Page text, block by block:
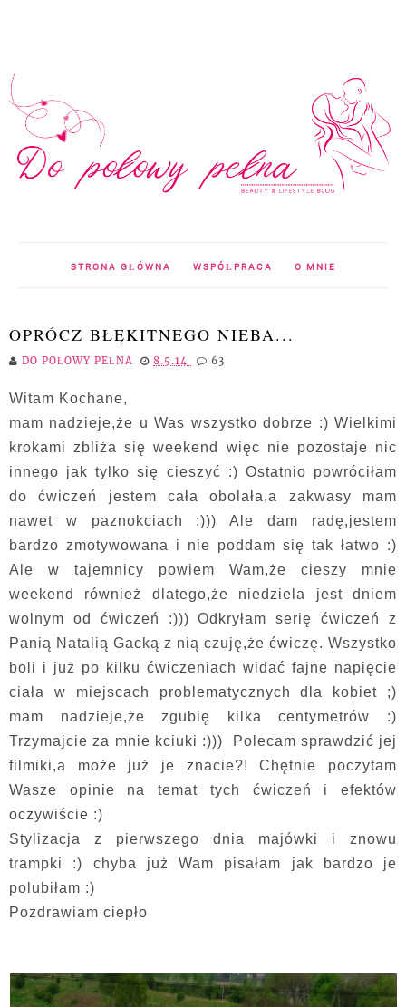
STRONA GŁÓWNA WSPÓŁPRACA O MNIE
OPRÓCZ BŁĘKITNEGO NIEBA...
DO POŁOWY PEŁNA 8.5.14 63
Witam Kochane,
mam nadzieje,że u Was wszystko dobrze :) Wielkimi
krokami zbliża się weekend więc nie pozostaje nic
innego jak tylko się cieszyć :) Ostatnio powróciłam
do ćwiczeń jestem cała obolała,a zakwasy mam
nawet w paznokciach :))) Ale dam radę,jestem
bardzo zmotywowana i nie poddam się tak łatwo :)
Ale w tajemnicy powiem Wam,że cieszy mnie
weekend również dlatego,że niedziela jest dniem
wolnym od ćwiczeń :))) Odkryłam serię ćwiczeń z
Panią Natalią Gacką z nią czuję,że ćwiczę. Wszystko
boli i już po kilku ćwiczeniach widać fajne napięcie
ciała w miejscach problematycznych dla kobiet ;)
mam nadzieje,że zgubię kilka centymetrów :)
Trzymajcie za mnie kciuki :))) Polecam sprawdzić jej
filmiki,a może już je znacie?! Chętnie poczytam
Wasze opinie na temat tych ćwiczeń i efektów
oczywiście :)
Stylizacja z pierwszego dnia majówki i znowu
trampki :) chyba już Wam pisałam jak bardzo je
polubiłam :)
Pozdrawiam ciepło